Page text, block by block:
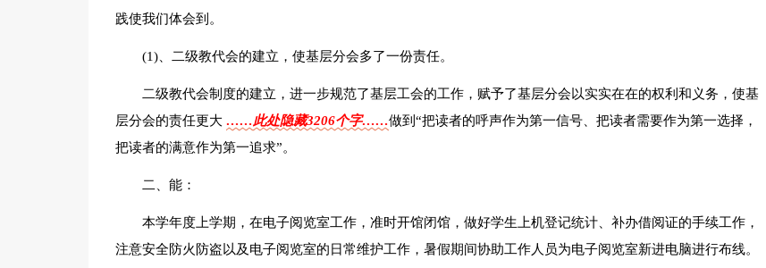
践使我们体会到。
(1)、二级教代会的建立，使基层分会多了一份责任。
二级教代会制度的建立，进一步规范了基层工会的工作，赋予了基层分会以实实在在的权利和义务，使基
层分会的责任更大 ……此处隐藏3206个字……做到“把读者的呼声作为第一信号、把读者需要作为第一选择，
把读者的满意作为第一追求”。
二、能：
本学年度上学期，在电子阅览室工作，准时开馆闭馆，做好学生上机登记统计、补办借阅证的手续工作，
注意安全防火防盗以及电子阅览室的日常维护工作，暑假期间协助工作人员为电子阅览室新进电脑进行布线。